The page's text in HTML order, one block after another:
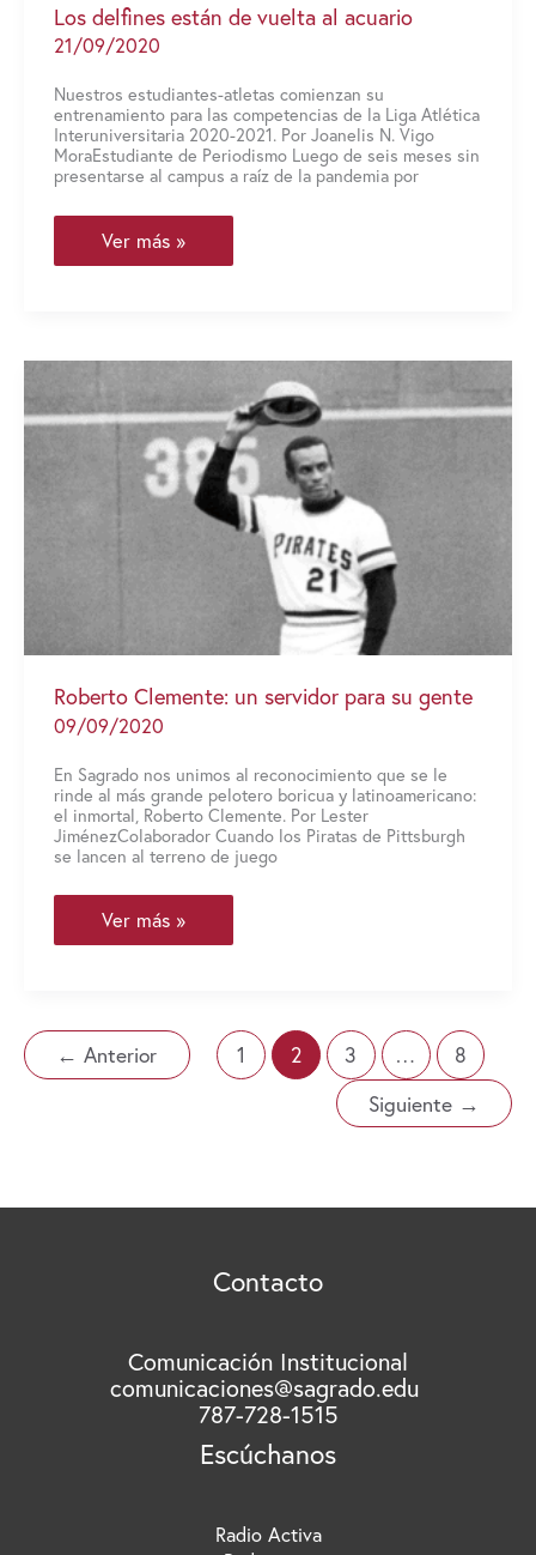
Los delfines están de vuelta al acuario
21/09/2020
Nuestros estudiantes-atletas comienzan su
entrenamiento para las competencias de la Liga Atlética
Interuniversitaria 2020-2021. Por Joanelis N. Vigo
MoraEstudiante de Periodismo Luego de seis meses sin
presentarse al campus a raíz de la pandemia por
Los
delfines
acuario
Ver más »
Roberto Clemente: un servidor para su gente
09/09/2020
En Sagrado nos unimos al reconocimiento que se le
rinde al más grande pelotero boricua y latinoamericano:
el inmortal, Roberto Clemente. Por Lester
JiménezColaborador Cuando los Piratas de Pittsburgh
se lancen al terreno de juego
Roberto
Clemente:
para
su
gente
Ver más »
← Anterior 1 2 3 …
8
Siguiente →
Contacto
Comunicación Institucional
comunicaciones@sagrado.edu
787-728-1515
Escúchanos
Radio Activa